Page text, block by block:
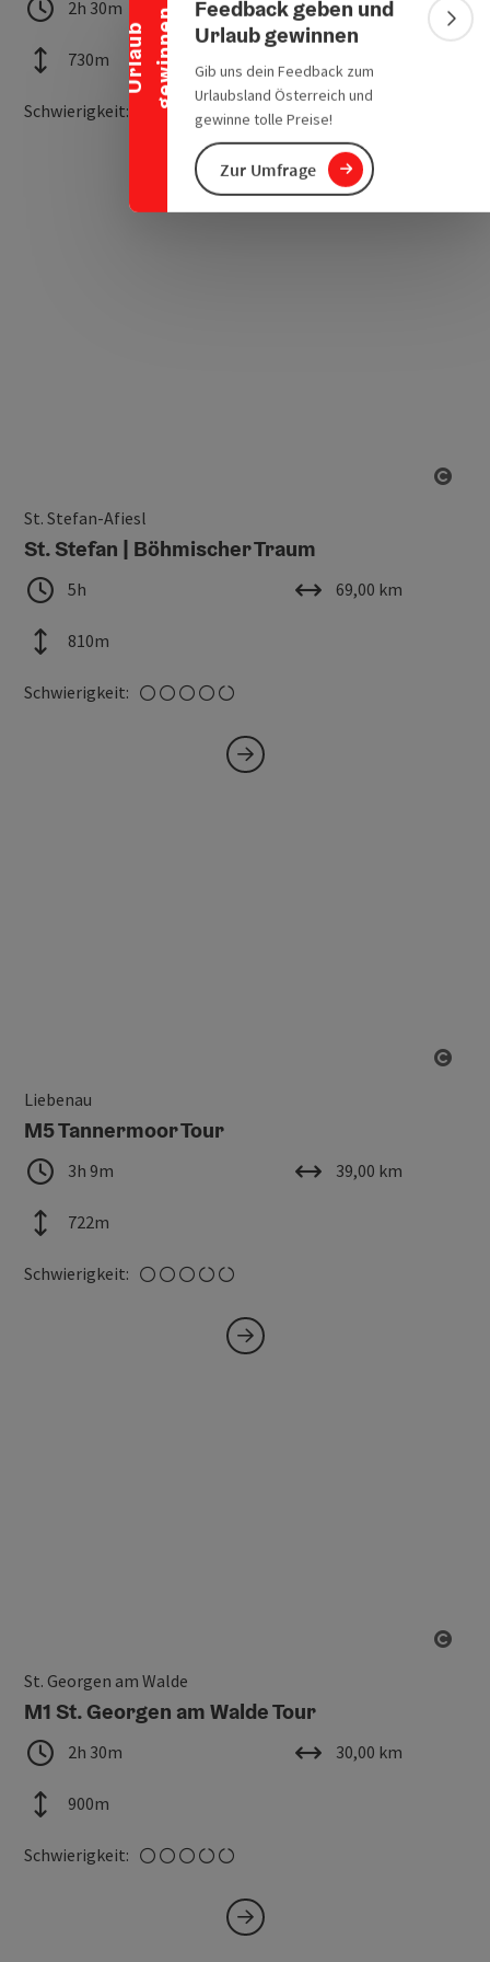
U
r
l
a
u
b
g
e
w
i
n
n
e n
Feedback geben und
Urlaub gewinnen
Gib uns dein Feedback zum
Urlaubsland Österreich und
gewinne tolle Preise!
Zur Umfrage
Dauer 2h 30m
Höhenmeter
730m
Länge22,90 km
Schwierigkeit: mittel
St. Stefan-Afiesl
St. Stefan | Böhmischer Traum
Dauer 5h
Höhenmeter
810m
Länge 69,00 km
Schwierigkeit: schwer
Liebenau
M5 Tannermoor Tour
Dauer 3h 9m
Höhenmeter
722m
Länge 39,00 km
Schwierigkeit: mittel
St. Georgen am Walde
M1 St. Georgen am Walde Tour
Dauer 2h 30m
Höhenmeter
900m
Länge 30,00 km
Schwierigkeit: mittel